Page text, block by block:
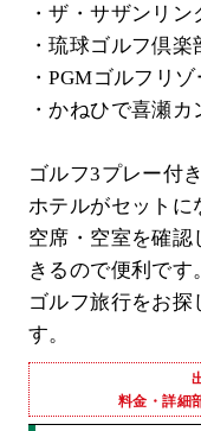
・ザ・サザンリ
・琉球ゴルフ倶楽
・PGMゴルフリ
・かねひで喜瀬
ゴルフ3プレー付
ホテルがセットに
空席・空室を確
きるので便利で
ゴルフ旅行をお
す。
料金・詳細